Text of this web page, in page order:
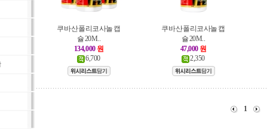
쿠바산 폴리코사놀 캡
슐 20M..
134,000 원
6,700
쿠바산 폴리코사놀 캡
슐 20M..
47,000 원
2,350
1